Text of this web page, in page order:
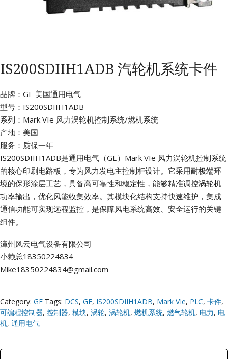
IS200SDIIH1ADB 汽轮机系统卡件
品牌：GE 美国通用电气
型号：IS200SDIIH1ADB
系列：Mark VIe 风力涡轮机控制系统/燃机系统
产地：美国
服务：质保一年
IS200SDIIH1ADB是通用电气（GE）Mark VIe 风力涡轮机控制系统
的核心印刷电路板，专为风力发电主控制柜设计。它采用耐极端环
境的保形涂层工艺，具备高可靠性和稳定性，能够精准调控涡轮机
功率输出，优化风能收集效率。其模块化结构支持快速维护，集成
通信功能可实现远程监控，是保障风电系统高效、安全运行的关键
组件。
漳州风云电气设备有限公司
小赖总18350224834
Mike18350224834@gmail.com
Category: GE Tags: DCS, GE, IS200SDIIH1ADB, Mark VIe, PLC, 卡件,
可编程控制器, 控制器, 模块, 涡轮, 涡轮机, 燃机系统, 燃气轮机, 电力, 电
机, 通用电气